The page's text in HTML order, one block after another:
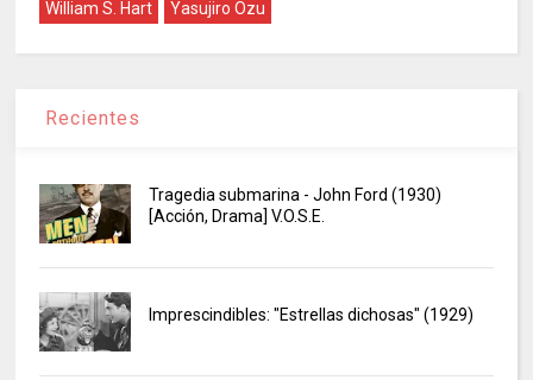
William S. Hart
Yasujiro Ozu
Recientes
Tragedia submarina - John Ford (1930)
[Acción, Drama] V.O.S.E.
Imprescindibles: "Estrellas dichosas" (1929)